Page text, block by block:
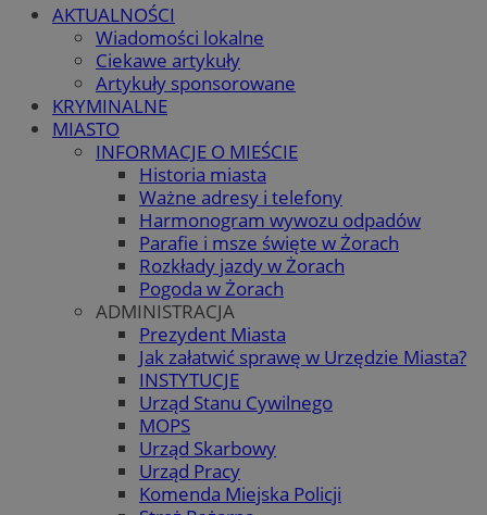
AKTUALNOŚCI
Wiadomości lokalne
Ciekawe artykuły
Artykuły sponsorowane
KRYMINALNE
MIASTO
INFORMACJE O MIEŚCIE
Historia miasta
Ważne adresy i telefony
Harmonogram wywozu odpadów
Parafie i msze święte w Żorach
Rozkłady jazdy w Żorach
Pogoda w Żorach
ADMINISTRACJA
Prezydent Miasta
Jak załatwić sprawę w Urzędzie Miasta?
INSTYTUCJE
Urząd Stanu Cywilnego
MOPS
Urząd Skarbowy
Urząd Pracy
Komenda Miejska Policji